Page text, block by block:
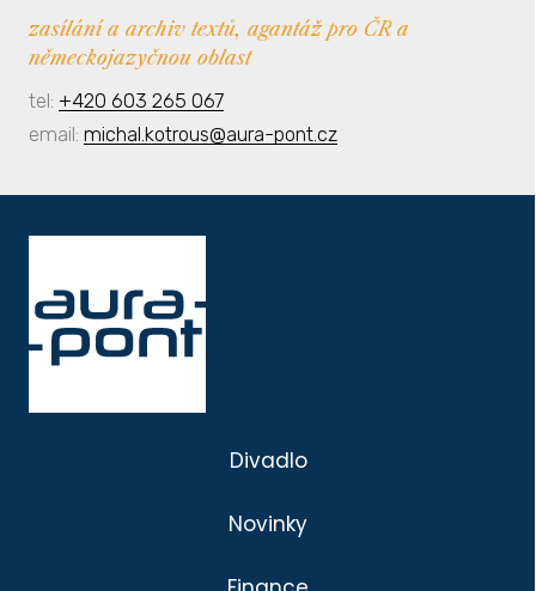
zasílání a archiv textů, agantáž pro ČR a
německojazyčnou oblast
tel: +420 603 265 067
email: michal.kotrous@aura-pont.cz
Divadlo
Novinky